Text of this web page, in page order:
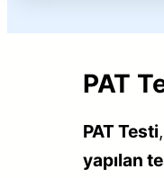
PAT
PAT Testi
yapılan